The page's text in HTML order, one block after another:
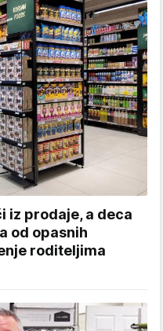
iz prodaje, a deca
od opasnih
roditeljima